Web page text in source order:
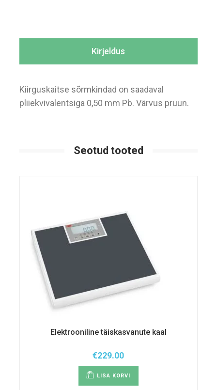
Kirjeldus
Kiirguskaitse sõrmkindad on saadaval
pliiekvivalentsiga 0,50 mm Pb. Värvus pruun.
Seotud tooted
Elektrooniline täiskasvanute kaal
€229.00
LISA KORVI